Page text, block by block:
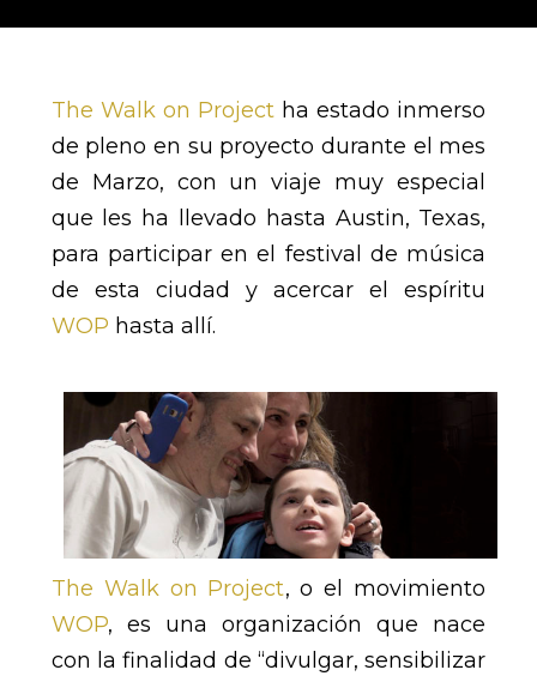
The Walk on Project ha estado inmerso
de pleno en su proyecto durante el mes
de Marzo, con un viaje muy especial
que les ha llevado hasta Austin, Texas,
para participar en el festival de música
de esta ciudad yacercar el espíritu
WOP hasta allí.
The Walk on Project, o el movimiento
WOP, es una organización que nace
con la finalidad de “divulgar, sensibilizar